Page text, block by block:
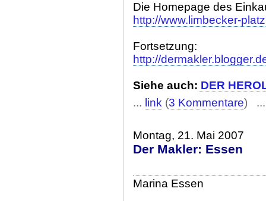
Die Homepage des
http://www.limbecker-
Fortsetzung:
http://
Siehe auch: DER
... link (3 Kommentare)
Montag, 21. Mai 2007
Der Makler: Essen
Marina Essen